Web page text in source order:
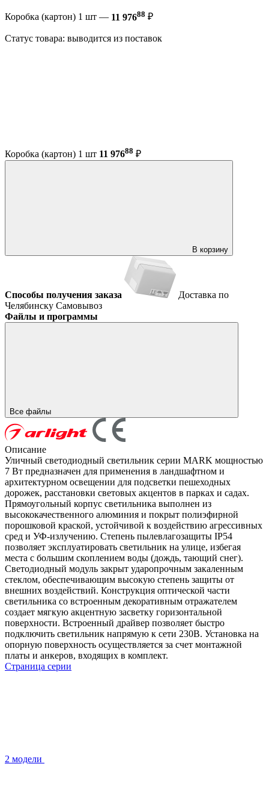
Коробка (картон) 1 шт — 11 97688 ₽
Статус товара: выводится из поставок
Коробка (картон) 1 шт 11 97688 ₽
В корзину
Способы получения заказа
Доставка по
Челябинску Самовывоз
Файлы и программы
Все файлы
Описание
Уличный светодиодный светильник серии MARK мощностью
7 Вт предназначен для применения в ландшафтном и
архитектурном освещении для подсветки пешеходных
дорожек, расстановки световых акцентов в парках и садах.
Прямоугольный корпус светильника выполнен из
высококачественного алюминия и покрыт полиэфирной
порошковой краской, устойчивой к воздействию агрессивных
сред и УФ-излучению. Степень пылевлагозащиты IP54
позволяет эксплуатировать светильник на улице, избегая
места с большим скоплением воды (дождь, тающий снег).
Светодиодный модуль закрыт ударопрочным закаленным
стеклом, обеспечивающим высокую степень защиты от
внешних воздействий. Конструкция оптической части
светильника со встроенным декоративным отражателем
создает мягкую акцентную засветку горизонтальной
поверхности. Встроенный драйвер позволяет быстро
подключить светильник напрямую к сети 230В. Установка на
опорную поверхность осуществляется за счет монтажной
платы и анкеров, входящих в комплект.
Страница серии
2 модели